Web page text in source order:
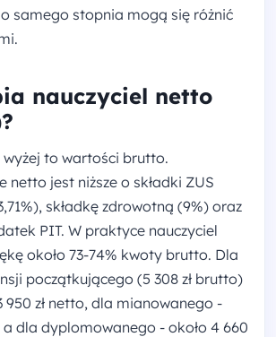
samego stopnia mogą się różnić
nauczyciel netto
to wartości brutto.
netto jest niższe o składki ZUS
składkę zdrowotną (9%) oraz
PIT. W praktyce nauczyciel
około 73-74% kwoty brutto. Dla
początkującego (5 308 zł brutto)
950 zł netto, dla mianowanego -
a dla dyplomowanego - około 4 660